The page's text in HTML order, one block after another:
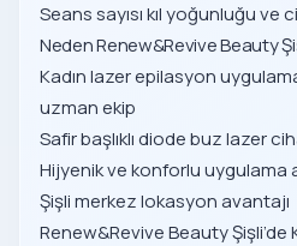
Seans sayısı kıl yoğunluğu
Neden Renew&Revive Beauty
Kadın lazer epilasyon
uzman ekip
Safir başlıklı diode buz lazer
Hijyenik ve konforlu uygulama
Şişli merkez lokasyon avantajı
Renew&Revive Beauty Şişli’de